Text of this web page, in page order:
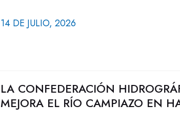
14 DE JULIO, 2026
LA CONFEDERACIÓN
MEJORA EL RÍO CAMPIAZO EN